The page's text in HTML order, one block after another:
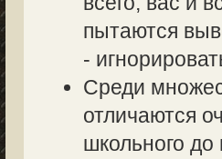
пытаются
-
Среди
отличаются
школьного